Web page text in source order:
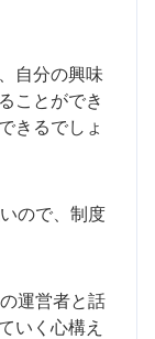
自分の興味
ことができ
きるでしょ
ので、制度
運営者と話
いく心構え